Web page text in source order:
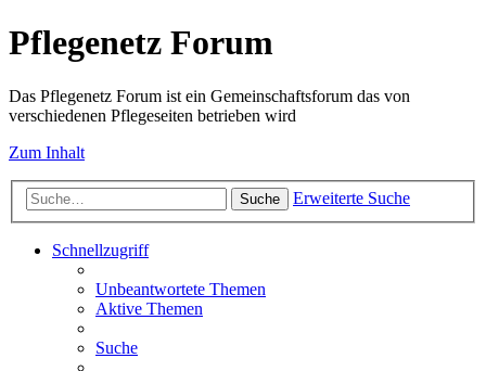
Pflegenetz Forum
Das Pflegenetz Forum ist ein Gemeinschaftsforum das von
verschiedenen Pflegeseiten betrieben wird
Zum Inhalt
Suche Erweiterte Suche
Schnellzugriff
Unbeantwortete Themen
Aktive Themen
Suche